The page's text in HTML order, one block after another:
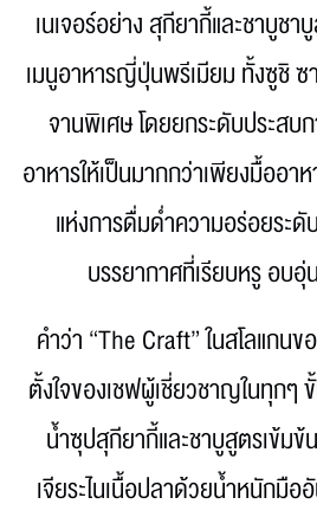
เนเจอร์อย่าง สุกียากี้และชาบูช
เมนูอาหารญี่ปุ่นพรีเมียม ทั้งซูชิ
จานพิเศษ โดยยกระดับประสบ
อาหารให้เป็นมากกว่าเพียงมื้ออ
แห่งการดื่มด่ำความอร่อยระ
บรรยากาศที่เรียบหรู อบอุ่
คำว่า “The Craft” ในสโลแกนข
ตั้งใจของเชฟผู้เชี่ยวชาญในทุกๆ
น้ำซุปสุกียากี้และชาบูสูตรเข้มข้
เจียระไนเนื้อปลาด้วยน้ำหนักมือ